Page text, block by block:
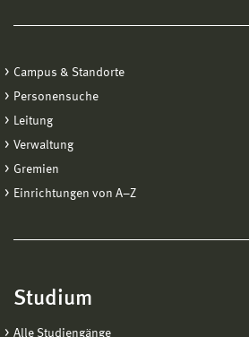
Campus & Standorte
Personensuche
Leitung
Verwaltung
Gremien
Einrichtungen von A−Z
Studium
Alle Studiengänge